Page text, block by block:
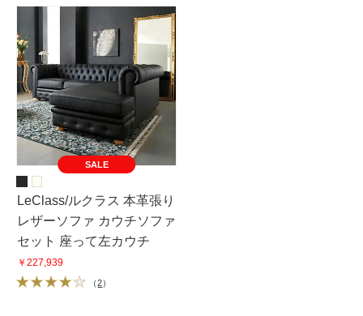
SALE
LeClass/ルクラス 本革張り
レザーソファ カウチソファ
セット 座って左カウチ
￥227,939
（2）